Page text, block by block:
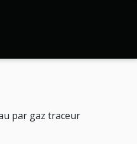
par gaz traceur